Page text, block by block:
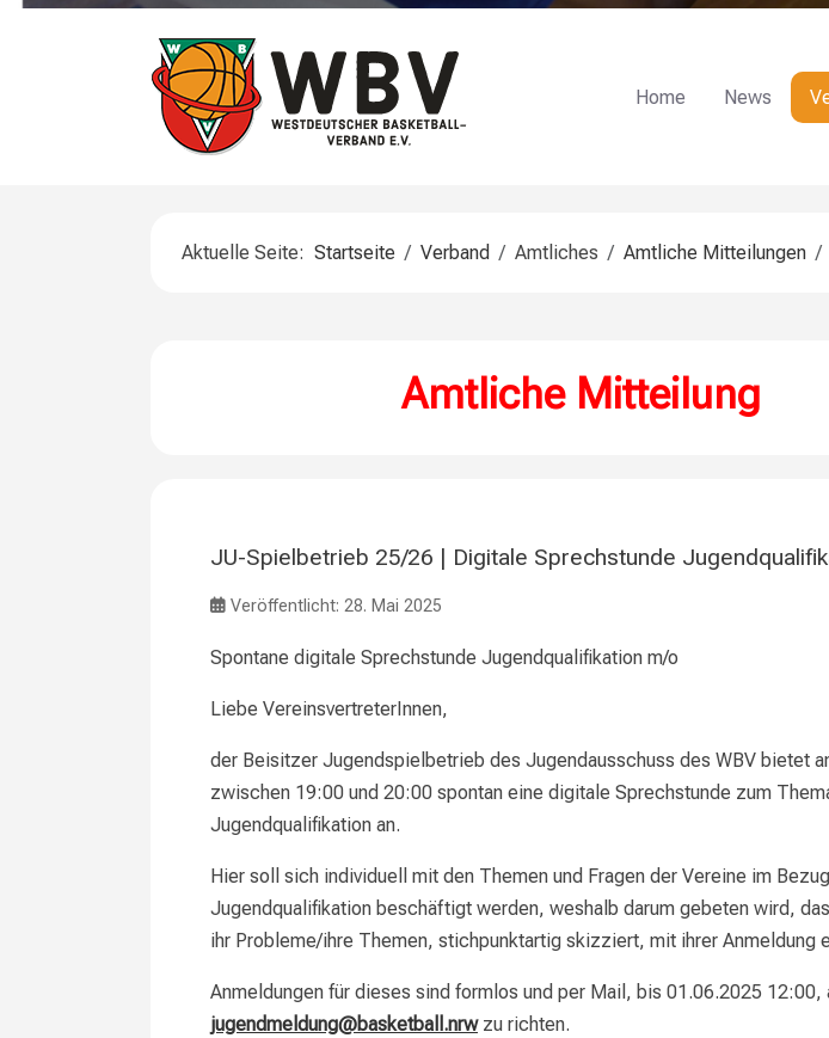
Home News
Aktuelle Seite: Startseite Verband Amtliches Amtliche Mitteilungen
Amtliche Mitteilung
JU-Spielbetrieb 25/26 | Digitale Sprechstunde
Veröffentlicht: 28. Mai 2025
Spontane digitale Sprechstunde Jugendqualifikation m/o
Liebe VereinsvertreterInnen,
der Beisitzer Jugendspielbetrieb des Jugendausschuss des WBV bietet
zwischen 19:00 und 20:00 spontan eine digitale Sprechstunde zum
Jugendqualifikation an.
Hier soll sich individuell mit den Themen und Fragen der Vereine im
Jugendqualifikation beschäftigt werden, weshalb darum gebeten wird,
ihr Probleme/ihre Themen, stichpunktartig skizziert, mit ihrer Anmeldung
Anmeldungen für dieses sind formlos und per Mail, bis 01.06.2025 12:00,
jugendmeldung@basketball.nrwzu richten.